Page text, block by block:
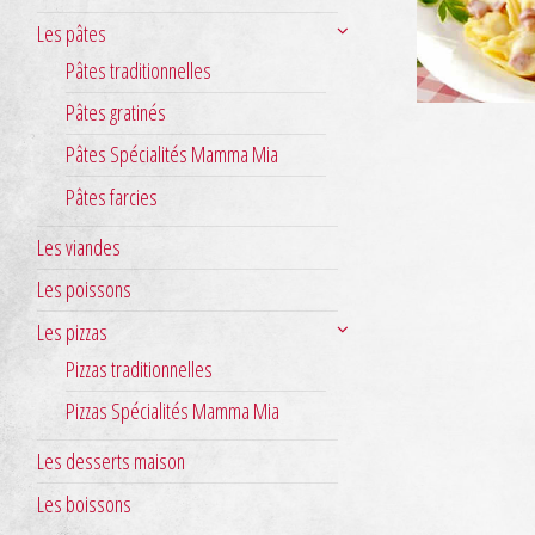
Les pâtes
Pâtes traditionnelles
Pâtes gratinés
Pâtes Spécialités Mamma Mia
Pâtes farcies
Les viandes
Les poissons
Les pizzas
Pizzas traditionnelles
Pizzas Spécialités Mamma Mia
Les desserts maison
Les boissons